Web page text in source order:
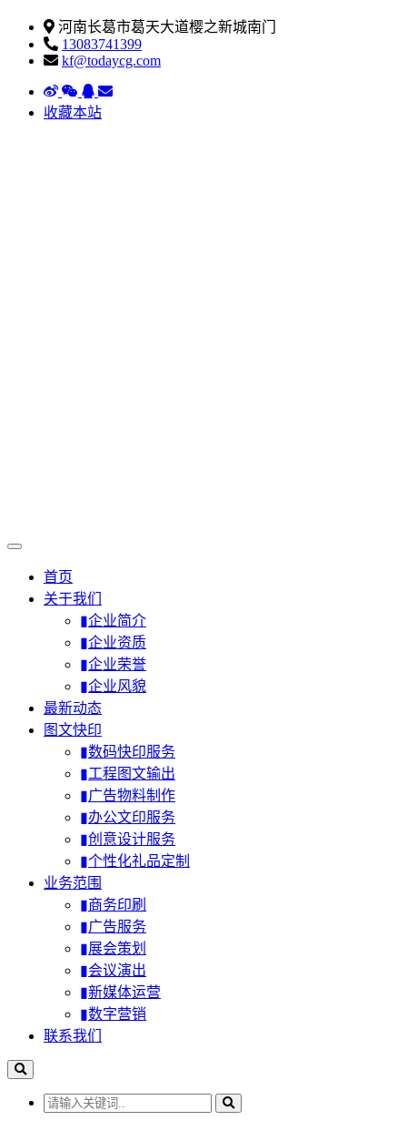
河南长葛市葛天大道樱之新城南门
13083741399
kf@todaycg.com
收藏本站
首页
关于我们
▮企业简介
▮企业资质
▮企业荣誉
▮企业风貌
最新动态
图文快印
▮数码快印服务
▮工程图文输出
▮广告物料制作
▮办公文印服务
▮创意设计服务
▮个性化礼品定制
业务范围
▮商务印刷
▮广告服务
▮展会策划
▮会议演出
▮新媒体运营
▮数字营销
联系我们